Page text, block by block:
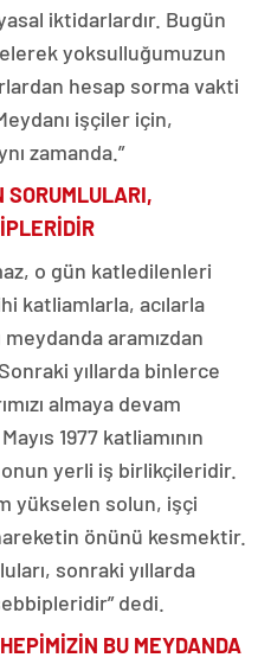
iktidarlardır. Bugün
yoksulluğumuzun
hesap sorma vakti
işçiler için,
zamanda.”
o gün katledilenleri
katliamlarla, acılarla
aramızdan
yıllarda binlerce
almaya devam
1977 katliamının
yerli iş birlikçileridir.
yükselen solun, işçi
önünü kesmektir.
sonraki yıllarda
dedi.
BU MEYDANDA